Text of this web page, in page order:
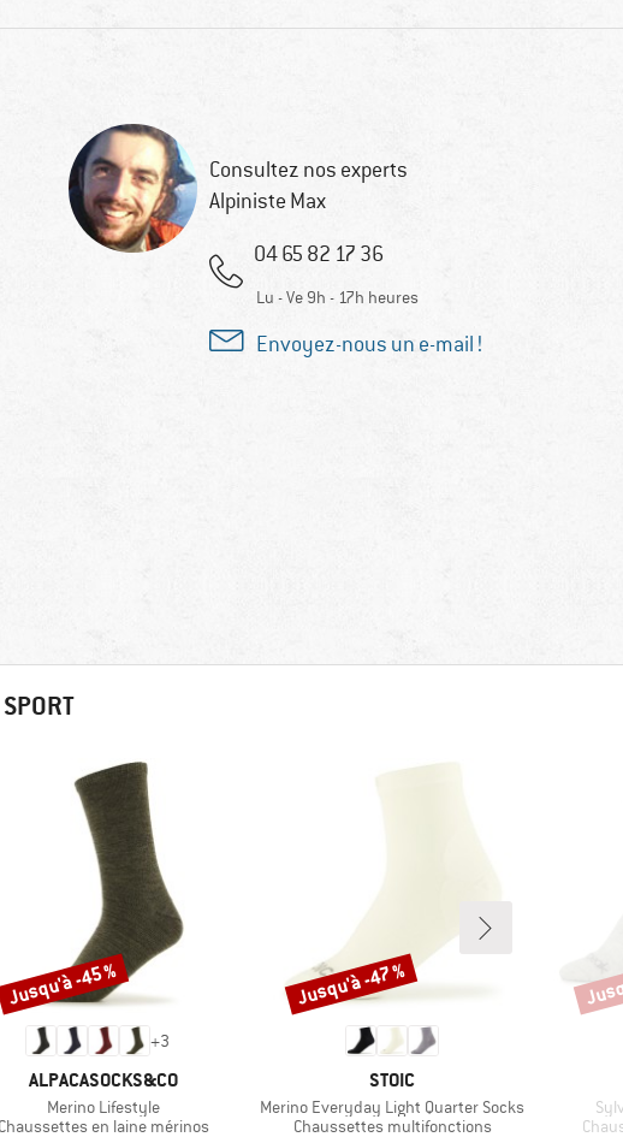
Consultez nos experts
Alpiniste Max
04 65 82 17 36
Lu - Ve 9h - 17h heures
Envoyez-nous un e-mail !
+3
MARQUE
ALPACASOCKS&CO
Article
Merino Lifestyle
Product group
Chaussettes en laine mérinos
Remise
Jusqu'à -45 %
MARQUE
STOIC
Article
Merino Everyday Light Quarter Socks
Product group
Chaussettes multifonctions
Remise
Jusqu'à -47 %